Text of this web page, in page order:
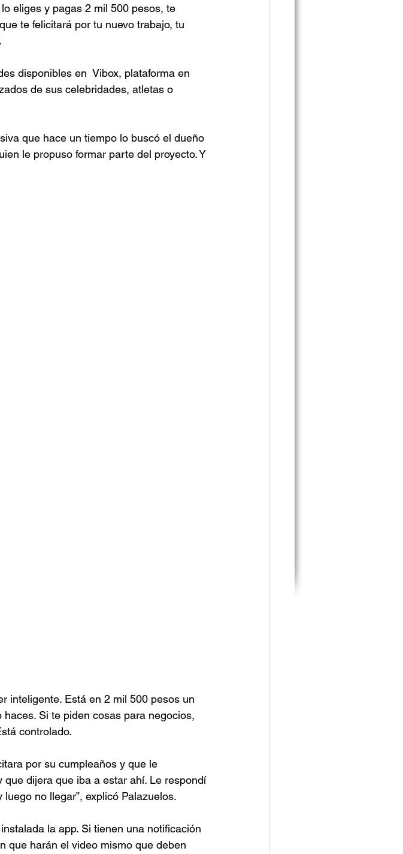
eliges y pagas 2 mil 500 pesos, te
te felicitará por tu nuevo trabajo, tu
disponibles en  Vibox, plataforma en
de sus celebridades, atletas o
que hace un tiempo lo buscó el dueño
le propuso formar parte del proyecto. Y
inteligente. Está en 2 mil 500 pesos un
Si te piden cosas para negocios,
controlado.
por su cumpleaños y que le
dijera que iba a estar ahí. Le respondí
no llegar”, explicó Palazuelos.
la app. Si tienen una notificación
que harán el video mismo que deben